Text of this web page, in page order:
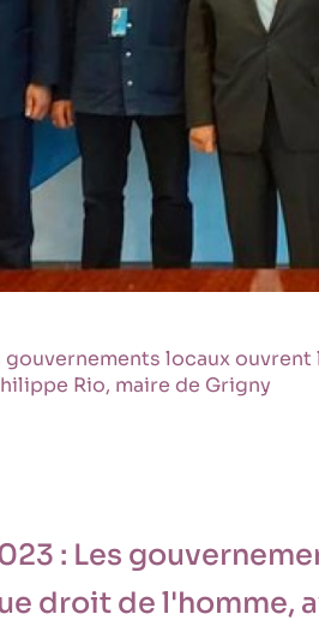
gouvernements locaux
Rio, maire de Grigny
: Les
droit de l'homme,